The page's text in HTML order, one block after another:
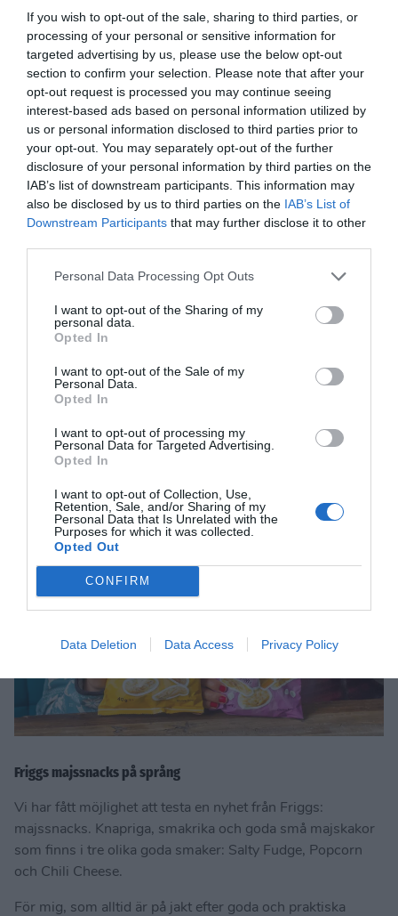
If you wish to opt-out of the sale, sharing to third parties, or
processing of your personal or sensitive information for
targeted advertising by us, please use the below opt-out
section to confirm your selection. Please note that after your
opt-out request is processed you may continue seeing
interest-based ads based on personal information utilized by
us or personal information disclosed to third parties prior to
your opt-out. You may separately opt-out of the further
disclosure of your personal information by third parties on the
IAB’s list of downstream participants. This information may
also be disclosed by us to third parties on the IAB’s List of
Downstream Participants that may further disclose it to other
Personal Data Processing Opt Outs
I want to opt-out of the Sharing of my
personal data.
Opted In
I want to opt-out of the Sale of my
Personal Data.
Opted In
I want to opt-out of processing my
Personal Data for Targeted Advertising.
Opted In
I want to opt-out of Collection, Use,
Retention, Sale, and/or Sharing of my
Personal Data that Is Unrelated with the
Purposes for which it was collected.
Opted Out
CONFIRM
Data Deletion Data Access Privacy Policy
Goda majssnacks & smart
påshack
tar med dig. Här visar jag även hur du enkelt försluter
påsen utan några klämmor.
Friggs majssnacks på språng
Vi har fått möjlighet att testa en nyhet från Friggs:
majssnacks. Knapriga, smakrika och goda små majskakor
som finns i tre olika goda smaker: Salty Fudge, Popcorn
och Chili Cheese.
För mig, som alltid är på jakt efter goda och praktiska